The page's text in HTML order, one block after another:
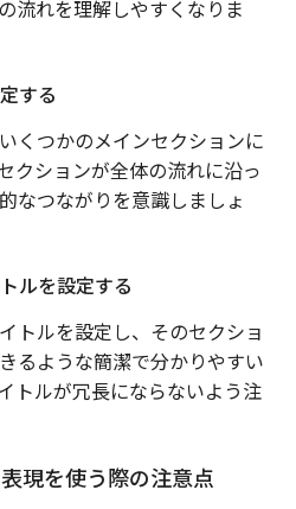
流れを理解しやすくなりま
する
くつかのメインセクションに
クションが全体の流れに沿っ
なつながりを意識しましょ
ルを設定する
トルを設定し、そのセクショ
るような簡潔で分かりやすい
トルが冗長にならないよう注
現を使う際の注意点